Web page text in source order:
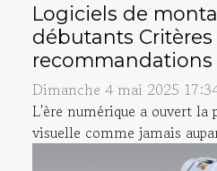
Logiciels de
débutants
recommandations
Dimanche 4 mai 2025
L'ère numérique a ouvert
visuelle comme jamais